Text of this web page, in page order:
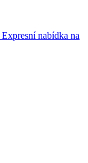
Expresní nabídka na